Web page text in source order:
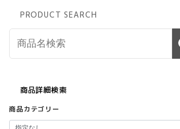
PRODUCT SEARCH
商品詳細検索
商品カテゴリー